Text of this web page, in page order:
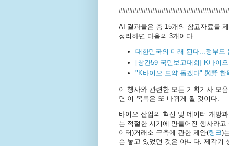
AI 결과물은 총 15개의 참고자료를
정리하면 다음의 3개이다.
대한민국의 미래 된다...정부도
[창간59 국민보고대회] K바이
"K바이오 도약 돕겠다" 與野 한
이 행사와 관련한 모든 기획기사 모
면 이 목록은 또 바뀌게 될 것이다.
바이오 산업의 혁신 및 데이터 개방
는 적절한 시기에 만들어진 행사라
이터)거래소 구축에 관한 제안(링크)
손 놓고 있었던 것은 아니다. 제각기